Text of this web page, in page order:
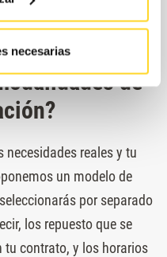
necesarias
de
reales y tu
un modelo de
por separado
los repuesto que se
tu contrato, y los horarios